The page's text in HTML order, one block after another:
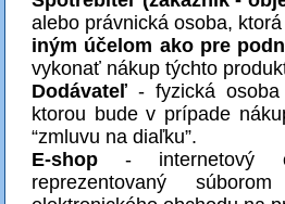
alebo právnická osoba,
iným účelom ako pre
vykonať nákup týchto
Dodávateľ - fyzická
ktorou bude v prípade
“zmluvu na diaľku”.
E-shop - internetový
reprezentovaný